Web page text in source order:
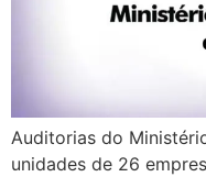
Auditorias do
unidades de 26